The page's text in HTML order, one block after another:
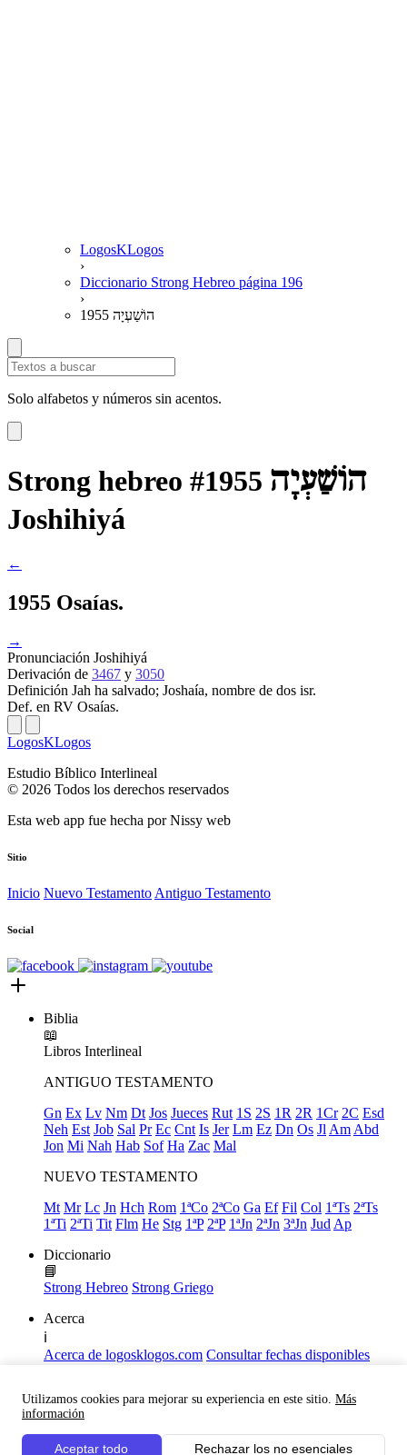
Utilizamos cookies para mejorar su experiencia en este sitio. Más
información
Aceptar todo Rechazar los no esenciales
LogosKLogos
›
Diccionario Strong Hebreo página 196
›
1955 הוֹשַׁעְיָה
Solo alfabetos y números sin acentos.
Strong hebreo #1955 הוֹשַׁעְיָה
Joshihiyá
←
1955 Osaías.
→
Pronunciación Joshihiyá
Derivación de 3467 y 3050
Definición Jah ha salvado; Joshaía, nombre de dos isr.
Def. en RV Osaías.
LogosKLogos
Estudio Bíblico Interlineal
© 2026 Todos los derechos reservados
Esta web app fue hecha porNissy web
Sitio
Inicio Nuevo Testamento Antiguo Testamento
Social
Biblia
📖
Libros Interlineal
ANTIGUO TESTAMENTO
Gn Ex Lv Nm Dt Jos Jueces Rut 1S 2S 1R 2R 1Cr 2C Esd
Neh Est Job Sal Pr Ec Cnt Is Jer Lm Ez Dn Os Jl Am Abd
Jon Mi Nah Hab Sof Ha Zac Mal
NUEVO TESTAMENTO
Mt Mr Lc Jn Hch Rom 1ªCo 2ªCo Ga Ef Fil Col 1ªTs 2ªTs
1ªTi 2ªTi Tit Flm He Stg 1ªP 2ªP 1ªJn 2ªJn 3ªJn Jud Ap
Diccionario
📘
Strong Hebreo Strong Griego
Acerca
ℹ️
Acerca de logosklogos.com Consultar fechas disponibles
Links útiles
Facebook